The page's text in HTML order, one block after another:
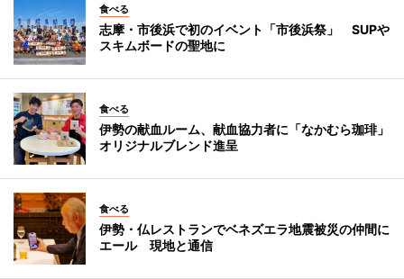
食べる
志摩・市後浜で初のイベント「市後浜祭」 SUPや
スキムボードの聖地に
食べる
伊勢の献血ルーム、献血協力者に「なかむら珈琲」
オリジナルブレンド進呈
食べる
伊勢・仏レストランでベネズエラ地震被災の仲間に
エール 現地と通信